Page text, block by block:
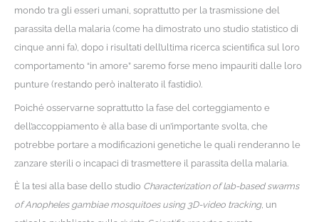
mondo tra gli esseri umani, soprattutto per la trasmissione del
parassita della malaria (come ha dimostrato uno studio statistico di
cinque anni fa), dopo i risultati dell’ultima ricerca scientifica sul loro
comportamento “in amore” saremo forse meno impauriti dalle loro
punture (restando però inalterato il fastidio).
Poiché osservarne soprattutto la fase del corteggiamento e
dell’accoppiamento è alla base di un’importante svolta, che
potrebbe portare a modificazioni genetiche le quali renderanno le
zanzare sterili o incapaci di trasmettere il parassita della malaria.
È la tesi alla base dello studio Characterization of lab-based swarms
of Anopheles gambiae mosquitoes using 3D-video tracking, un